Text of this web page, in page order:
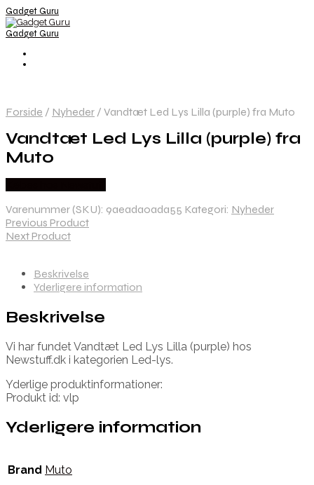
Gadget Guru
Gadget Guru
Forside / Nyheder / Vandtæt Led Lys Lilla (purple) fra Muto
Vandtæt Led Lys Lilla (purple) fra
Muto
Varenummer (SKU): 9aeada0ada55 Kategori: Nyheder
Previous Product
Next Product
Beskrivelse
Yderligere information
Beskrivelse
Vi har fundet Vandtæt Led Lys Lilla (purple) hos
Newstuff.dk i kategorien Led-lys.
Yderlige produktinformationer:
Produkt id: vlp
Yderligere information
Brand Muto